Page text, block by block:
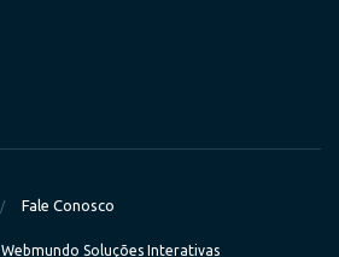
Fale Conosco
Webmundo Soluções Interativas